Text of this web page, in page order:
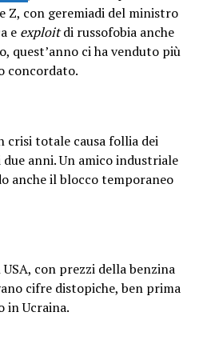
Z, con geremiadi del ministro
e exploitdi russofobia anche
quest’anno ci ha venduto più
concordato.
crisi totale causa follia dei
anni. Un amico industriale
anche il blocco temporaneo
con prezzi della benzina
cifre distopiche, ben prima
in Ucraina.